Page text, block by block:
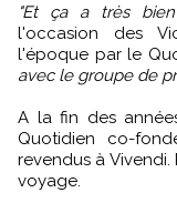
"Et ça a très bien
l'occasion des
l'époque par le
avec le groupe de
A la fin des
Quotidien co-
revendus à
voyage.